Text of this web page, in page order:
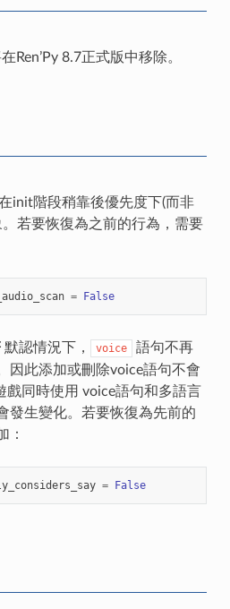
Ren’Py 8.7正式版中移除。
init階段稍靠後優先度下(而非
若要恢復為之前的行為，需要
= False
默認情況下， voice
語句不再
因此添加或刪除voice語句不會
戲同時使用 voice語句和多語言
發生變化。若要恢復為先前的
：
= False